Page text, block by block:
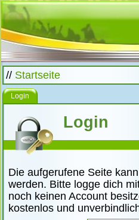
// Startseite
Login
Login
Die aufgerufene Seite
werden. Bitte logge dich
noch keinen Account
kostenlos und